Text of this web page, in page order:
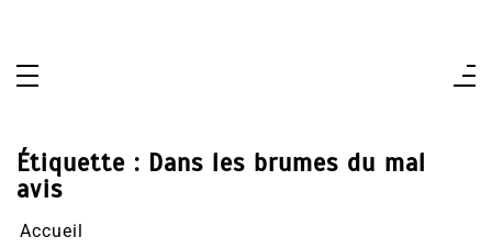
Étiquette : Dans les brumes du mal
avis
Accueil